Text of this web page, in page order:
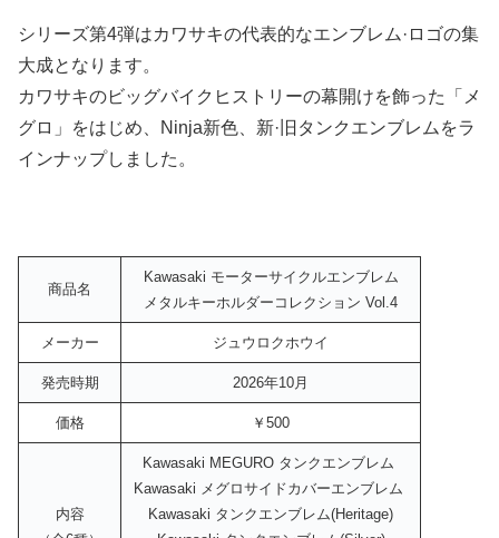
シリーズ第4弾はカワサキの代表的なエンブレム·ロゴの集
大成となります。
カワサキのビッグバイクヒストリーの幕開けを飾った「メ
グロ」をはじめ、Ninja新色、新·旧タンクエンブレムをラ
インナップしました。
商品名
Kawasaki モーターサイクルエンブレム
メタルキーホルダーコレクション Vol.4
メーカー ジュウロクホウイ
発売時期 2026年10月
価格 ￥500
内容
Kawasaki MEGURO タンクエンブレム
Kawasaki メグロサイドカバーエンブレム
Kawasaki タンクエンブレム(Heritage)